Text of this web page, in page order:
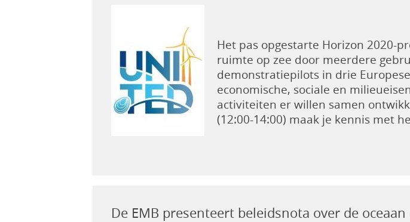
Het pas opgestarte Horizon 2020-
ruimte op zee door meerdere
demonstratiepilots in drie
economische, sociale en
activiteiten er willen samen
(12:00-14:00) maak je kennis met
De EMB presenteert beleidsnota over de